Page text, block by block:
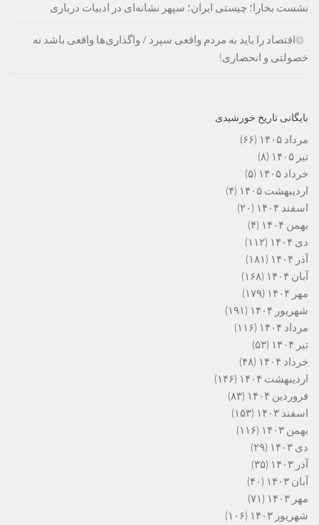
نشست بخارا؛ چیستی ایران؛ سپهر نشانه‌ای در ادبیات درباری
اقتصاد را باید به مردم واقعی سپرد / واگذاری‌ها واقعی باشد نه
خصولتی و انحصاری!
بایگانی تاریخ خورشیدی
مرداد ۱۴۰۵
(۶۶)
تیر ۱۴۰۵
(۸)
خرداد ۱۴۰۵
(۵)
اردیبهشت ۱۴۰۵
(۴)
اسفند ۱۴۰۴
(۲۰)
بهمن ۱۴۰۴
(۴)
دی ۱۴۰۴
(۱۱۲)
آذر ۱۴۰۴
(۱۸۱)
آبان ۱۴۰۴
(۱۶۸)
مهر ۱۴۰۴
(۱۷۹)
شهریور ۱۴۰۴
(۱۹۱)
مرداد ۱۴۰۴
(۱۱۶)
تیر ۱۴۰۴
(۵۳)
خرداد ۱۴۰۴
(۴۸)
اردیبهشت ۱۴۰۴
(۱۴۶)
فروردین ۱۴۰۴
(۸۳)
اسفند ۱۴۰۳
(۱۵۳)
بهمن ۱۴۰۳
(۱۱۶)
دی ۱۴۰۳
(۲۹)
آذر ۱۴۰۳
(۳۵)
آبان ۱۴۰۳
(۴۰)
مهر ۱۴۰۳
(۷۱)
شهریور ۱۴۰۳
(۱۰۶)